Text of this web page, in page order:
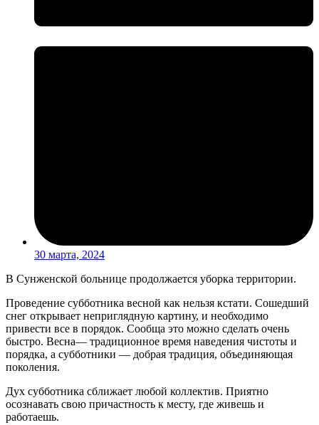
30 марта, 2024
В Сунженской больнице продолжается уборка территории.
Проведение субботника весной как нельзя кстати. Сошедший
снег открывает неприглядную картину, и необходимо
привести все в порядок. Сообща это можно сделать очень
быстро. Весна— традиционное время наведения чистоты и
порядка, а субботники — добрая традиция, объединяющая
поколения.
Дух субботника сближает любой коллектив. Приятно
осознавать свою причастность к месту, где живешь и
работаешь.